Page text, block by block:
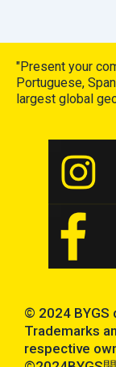
"Present your
Portuguese,
largest global
© 2024 BYGS
Trademarks
respective